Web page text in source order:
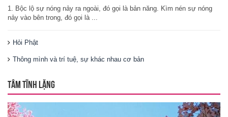
1. Bộc lộ sự nóng nảy ra ngoài, đó gọi là bản năng. Kìm nén sự nóng
nảy vào bên trong, đó gọi là ...
Hỏi Phật
Thông mình và trí tuệ, sự khác nhau cơ bản
TÂM TĨNH LẶNG